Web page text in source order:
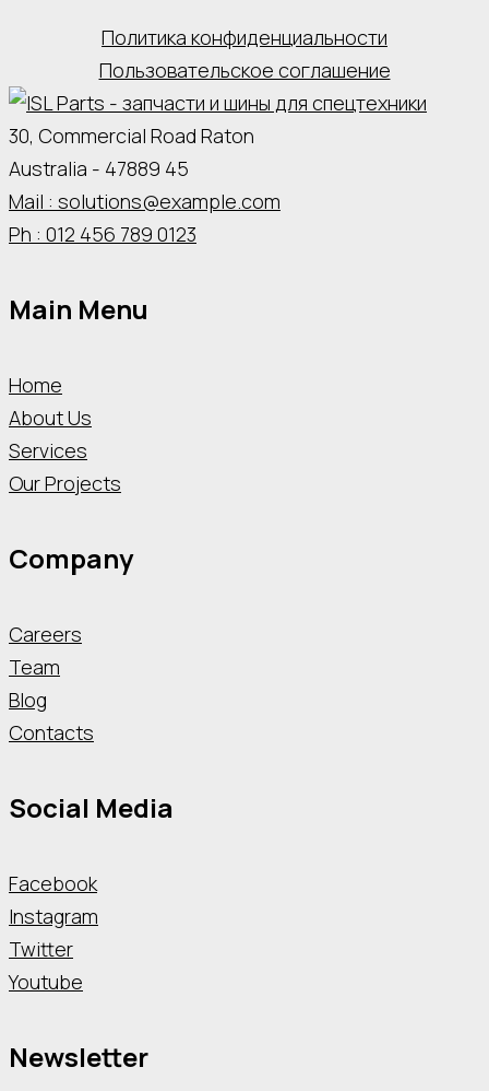
Политика конфиденциальности
Пользовательское соглашение
30, Commercial Road Raton
Australia - 47889 45
Mail : solutions@example.com
Ph : 012 456 789 0123
Main Menu
Home
About Us
Services
Our Projects
Company
Careers
Team
Blog
Contacts
Social Media
Facebook
Instagram
Twitter
Youtube
Newsletter